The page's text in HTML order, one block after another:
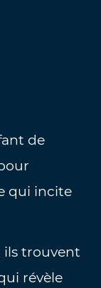
de
qui incite
ils trouvent
révèle